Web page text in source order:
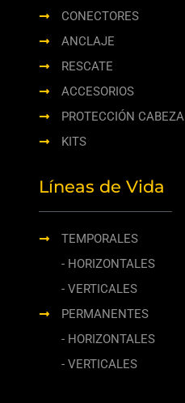
CONECTORES
ANCLAJE
RESCATE
ACCESORIOS
PROTECCIÓN CABEZA
KITS
Líneas de Vida
TEMPORALES
- HORIZONTALES
- VERTICALES
PERMANENTES
- HORIZONTALES
- VERTICALES